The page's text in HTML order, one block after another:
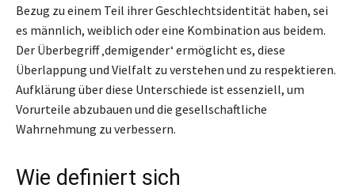
Bezug zu einem Teil ihrer Geschlechtsidentität haben, sei
es männlich, weiblich oder eine Kombination aus beidem.
Der Überbegriff ‚demigender‘ ermöglicht es, diese
Überlappung und Vielfalt zu verstehen und zu respektieren.
Aufklärung über diese Unterschiede ist essenziell, um
Vorurteile abzubauen und die gesellschaftliche
Wahrnehmung zu verbessern.
Wie definiert sich